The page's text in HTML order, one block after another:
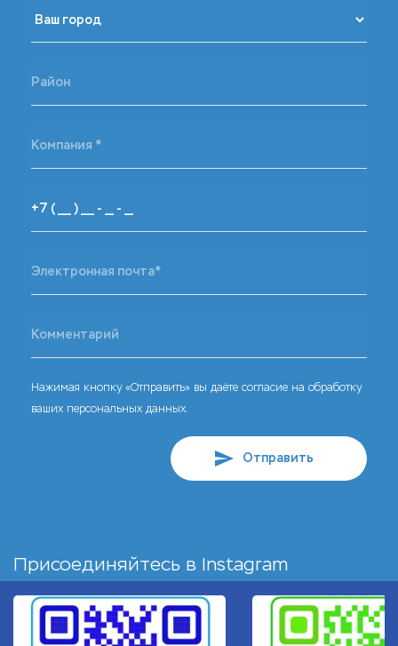
Нажимая кнопку «Отправить» вы даёте согласие на обработку
ваших персональных данных.
Отправить
Присоединяйтесь в Instagram